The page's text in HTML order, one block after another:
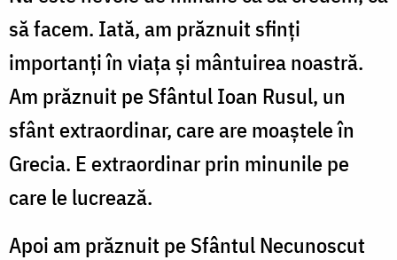
să facem. Iată, am prăznuit sfinţi
importanţi în viaţa şi mântuirea noastră.
Am prăznuit pe Sfântul Ioan Rusul, un
sfânt extraordinar, care are moaştele în
Grecia. E extraordinar prin minunile pe
care le lucrează.
Apoi am prăznuit pe Sfântul Necunoscut